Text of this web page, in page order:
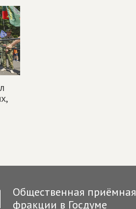
Общественная приёмная
фракции в Госдуме